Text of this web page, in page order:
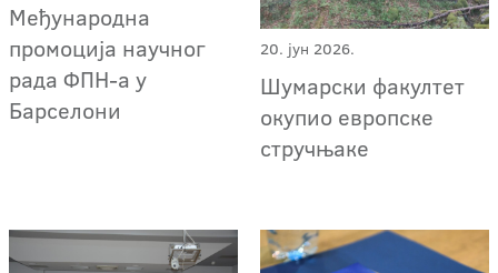
Међународна
промоција научног
рада ФПН-а у
Барселони
20. јун 2026.
Шумарски факултет
окупио европске
стручњаке